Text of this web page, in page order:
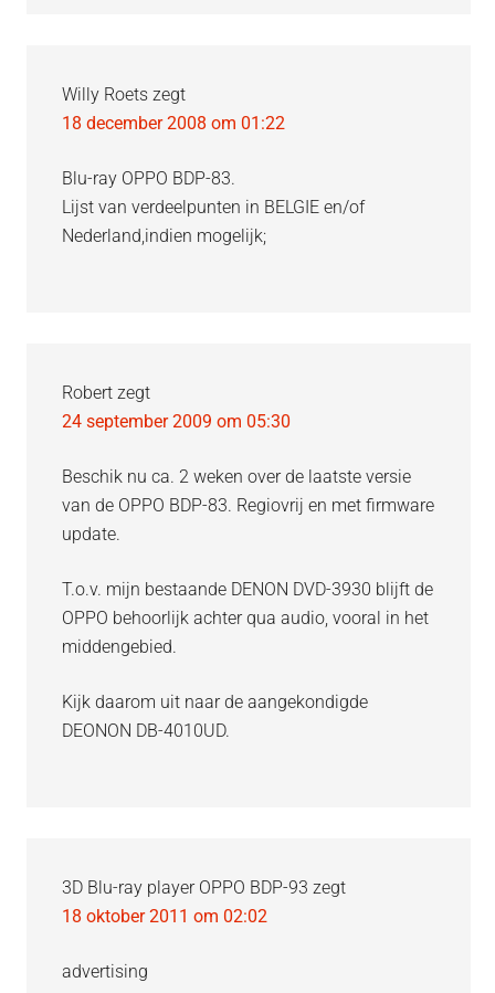
Willy Roets zegt
18 december 2008 om 01:22
Blu-ray OPPO BDP-83.
Lijst van verdeelpunten in BELGIE en/of
Nederland,indien mogelijk;
Robert zegt
24 september 2009 om 05:30
Beschik nu ca. 2 weken over de laatste versie
van de OPPO BDP-83. Regiovrij en met firmware
update.
T.o.v. mijn bestaande DENON DVD-3930 blijft de
OPPO behoorlijk achter qua audio, vooral in het
middengebied.
Kijk daarom uit naar de aangekondigde
DEONON DB-4010UD.
3D Blu-ray player OPPO BDP-93 zegt
18 oktober 2011 om 02:02
advertising